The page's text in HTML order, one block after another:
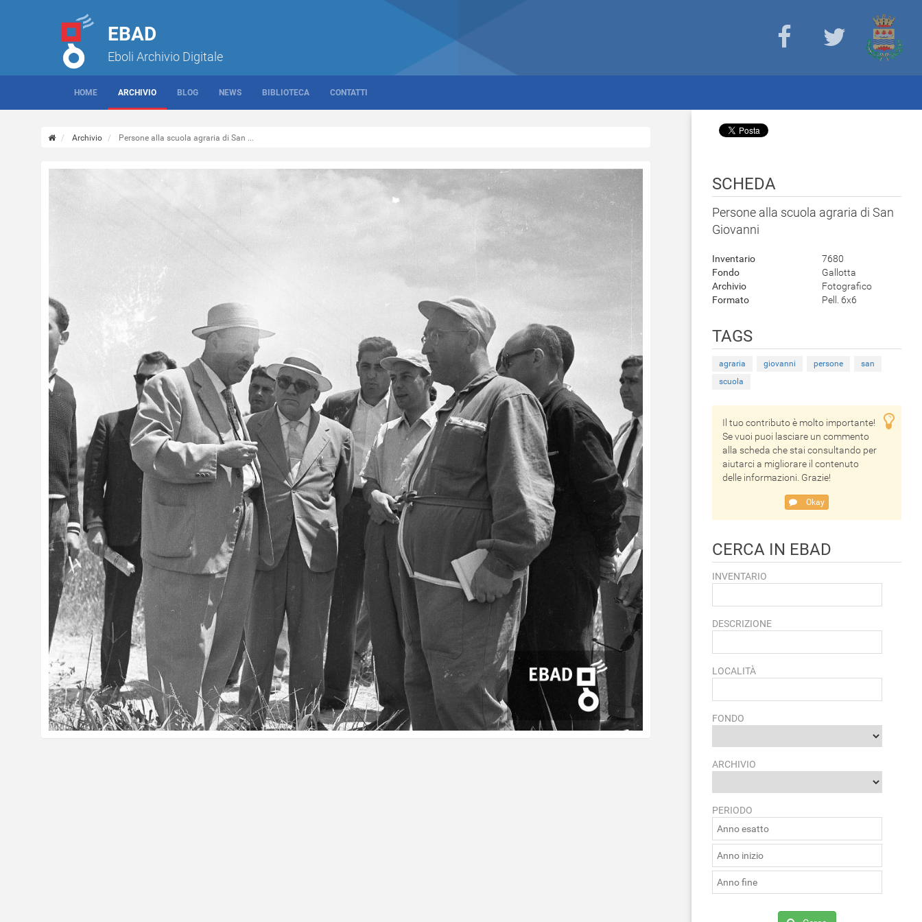
EBAD
Eboli Archivio Digitale
HOME ARCHIVIO BLOG NEWS BIBLIOTECA CONTATTI
Archivio Persone alla scuola agraria di San ...
SCHEDA
Persone alla scuola agraria di San
Giovanni
Inventario
7680
Fondo
Gallotta
Archivio
Fotografico
Formato
Pell. 6x6
TAGS
agraria giovanni persone
san
scuola
Il tuo contributo è molto importante!
Se vuoi puoi lasciare un commento
alla scheda che stai consultando per
aiutarci a migliorare il contenuto
delle informazioni. Grazie!
Okay
CERCA IN EBAD
INVENTARIO
DESCRIZIONE
LOCALITÀ
FONDO
ARCHIVIO
PERIODO